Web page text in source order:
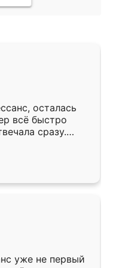
осталась
всё быстро
сразу.
подошёл к
Собрали
даже
уже не первый